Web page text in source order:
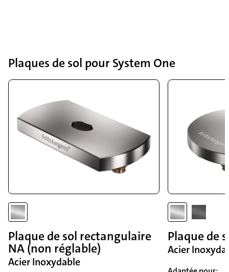
Plaques de sol pour System One
Plaque de sol rectangulaire
NA (non réglable)
Acier Inoxydable
Plaque de
Acier